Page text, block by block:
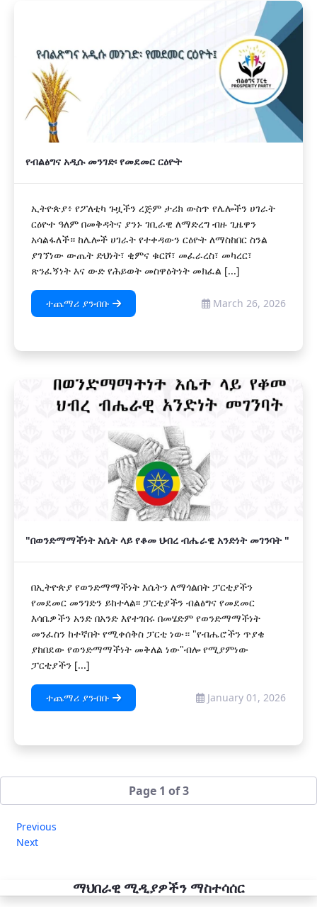
የብልፅግና አዲሱ መንገድ፡ የመደመር ርዕዮት
ኢትዮጵያ፥ የፖለቲካ ጉዟችን ረጅም ታሪክ ውስጥ የሌሎችን ሀገራት
ርዕዮተ ዓለም በመቅዳትና ያንኑ ገቢራዊ ለማድረግ ብዙ ጊዜዋን
አሳልፋለች። ከሌሎች ሀገራት የተቀዳውን ርዕዮት ለማስከበር ስንል
ያገኘነው ውጤት ድህነት፣ ቂምና ቁርሾ፣ መፈራረስ፣ መካረር፣
ጽንፈኝነት እና ውድ የሕይወት መስዋዕትነት መክፈል [...]
ተጨማሪ ያንብቡ March 26, 2026
"በወንድማማችነት እሴት ላይ የቆመ ህብረ ብሔራዊ አንድነት መገንባት "
በኢትዮጵያ የወንድማማችነት እሴትን ለማጎልበት ፓርቲያችን
የመደመር መንገድን ይከተላል፡፡ ፓርቲያችን ብልፅግና የመደመር
እሳቤዎችን አንድ በአንድ እየተገበሩ በመሄድም የወንድማማችነት
መንፈስን ከተኛበት የሚቀሰቅስ ፓርቲ ነው። "የብሔሮችን ጥያቄ
ያከበደው የወንድማማችነት መቅለል ነው"ብሎ የሚያምነው
ፓርቲያችን [...]
ተጨማሪ ያንብቡ January 01, 2026
Page 1 of 3
Previous
Next
ማህበራዊ ሚዲያዎችን ማስተሳሰር